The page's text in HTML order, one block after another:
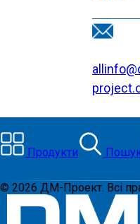
Продукти
© 2026 ДМ-Проект. Всі